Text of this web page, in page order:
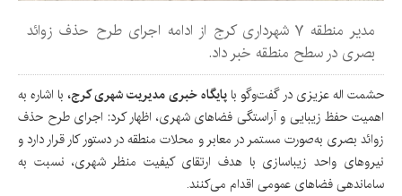
مدیر منطقه ۷ شهرداری کرج از ادامه اجرای طرح حذف زوائد
بصری در سطح منطقه خبر داد.
حشمت اله عزیزی در گفت‌وگو با پایگاه خبری مدیریت شهری کرج، با اشاره به
اهمیت حفظ زیبایی و آراستگی فضاهای شهری، اظهار کرد: اجرای طرح حذف
زوائد بصری به‌صورت مستمر در معابر و محلات منطقه در دستور کار قرار دارد و
نیروهای واحد زیباسازی با هدف ارتقای کیفیت منظر شهری، نسبت به
ساماندهی فضاهای عمومی اقدام می‌کنند.